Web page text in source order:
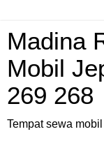
Madina
Mobil
269 268
Tempat sewa